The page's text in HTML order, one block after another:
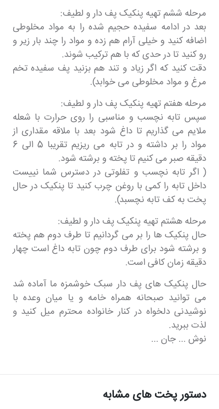
مرحله ششم تهیه پنکیک پف دار و لطیف:
بعد در ادامه سفیده حجیم شده را به مواد مخلوطی
اضافه کنید و خیلی آرام هم زده و مواد را چند بار زیر و
رو کنید تا در حدی که با هم ترکیب شوند.
دقت کنید که اگر زیاد و تند هم بزنید پف سفیده تخم
مرغ و مواد مخلوطی می خوابد).
مرحله هفتم تهیه پنکیک پف دار و لطیف:
سپس تابه نچسب و مناسبی را روی حرارت با شعله
ملایم می گذاریم تا داغ شود بعد با ملاقه مقداری از
مواد را بر داشته و در تابه می ریزیم تقریبا 5 الی 6
دقیقه صبر می کنیم تا پخته و برشته شود.
( اگر تابه نچسب و تفلوتی در دسترس شما نییست
داخل تابه را کمی با روغن چرب کنید تا پنکیک در حال
پخت به کف تابه نچسبد).
مرحله هشتم تهیه پنکیک پف دار و لطیف:
حال پنکیک ها را بر می گردانیم تا طرف دوم هم پخته
و برشته شود برای طرف دوم چون تابه داغ است چهار
دقیقه زمان کافی است.
حال پنکیک های پف دار سبک خوشمزه ما آماده شد
می توانید صبحانه همراه خامه و یا میان وعده با
نوشیدنی دلخواه در کنار خانواده محترم میل کنید و
لذت ببرید.
نوش ... جان ...
دستور پخت های مشابه